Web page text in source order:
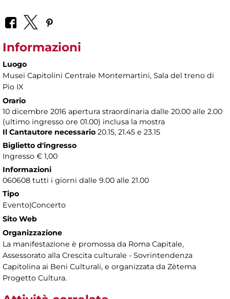
Informazioni
Luogo
Musei Capitolini Centrale Montemartini, Sala del treno di
Pio IX
Orario
10 dicembre 2016 apertura straordinaria dalle 20.00 alle 2.00
(ultimo ingresso ore 01.00) inclusa la mostra
Il Cantautore necessario 20.15, 21.45 e 23.15
Biglietto d'ingresso
Ingresso € 1,00
Informazioni
060608 tutti i giorni dalle 9.00 alle 21.00
Tipo
Evento|Concerto
Sito Web
Organizzazione
La manifestazione è promossa da Roma Capitale,
Assessorato alla Crescita culturale - Sovrintendenza
Capitolina ai Beni Culturali, e organizzata da Zètema
Progetto Cultura.